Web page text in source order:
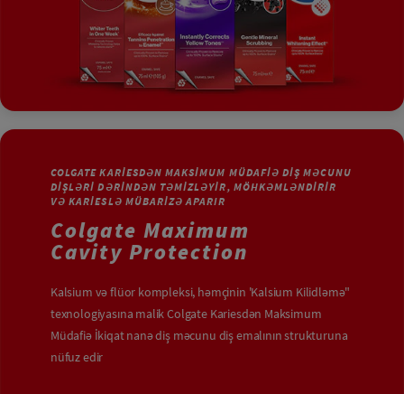
COLGATE KARIESDƏN MAKSIMUM MÜDAFIƏ DIŞ MƏCUNU
DIŞLƏRI DƏRINDƏN TƏMIZLƏYIR, MÖHKƏMLƏNDIRIR
VƏ KARIESLƏ MÜBARIZƏ APARIR
Colgate Maximum
Cavity Protection
Kalsium və flüor kompleksi, həmçinin 'Kalsium Kilidləmə"
texnologiyasına malik Colgate Kariesdən Maksimum
Müdafiə İkiqat nanə diş məcunu diş emalının strukturuna
nüfuz edir